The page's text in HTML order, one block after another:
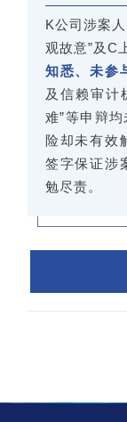
K公司涉案
观故意”及C
知悉、未参
及信赖审计
难”等申辩
险却未有效
签字保证涉
勉尽责。